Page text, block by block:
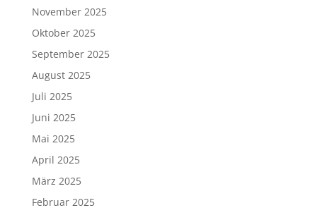
November 2025
Oktober 2025
September 2025
August 2025
Juli 2025
Juni 2025
Mai 2025
April 2025
März 2025
Februar 2025